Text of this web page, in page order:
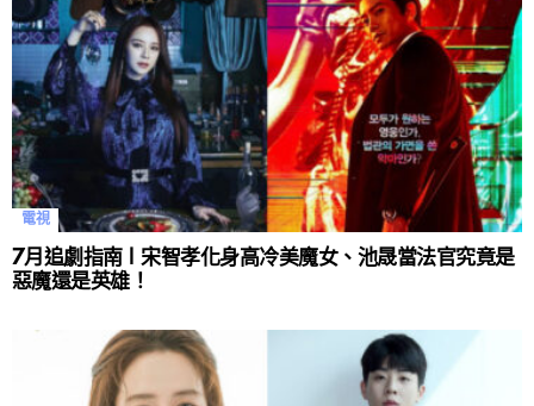
電視
7月追劇指南 | 宋智孝化身高冷美魔女、池晟當法官究竟是
惡魔還是英雄！